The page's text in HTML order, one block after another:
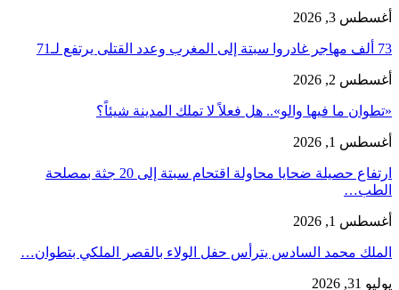
أغسطس 3, 2026
73 ألف مهاجر غادروا سبتة إلى المغرب وعدد القتلى يرتفع لـ71
أغسطس 2, 2026
«تطوان ما فيها والو».. هل فعلاً لا تملك المدينة شيئاً؟
أغسطس 1, 2026
ارتفاع حصيلة ضحايا محاولة اقتحام سبتة إلى 20 جثة بمصلحة
الطب…
أغسطس 1, 2026
الملك محمد السادس يترأس حفل الولاء بالقصر الملكي بتطوان…
يوليو 31, 2026